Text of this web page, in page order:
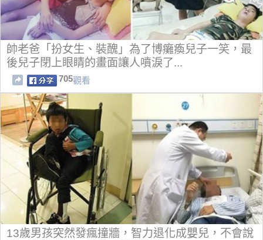
帥老爸「扮女生、裝醜」為了博癱瘓兒子一笑，最
後兒子閉上眼睛的畫面讓人噴淚了...
705觀看
13歲男孩突然發瘋撞牆，智力退化成嬰兒，不會說